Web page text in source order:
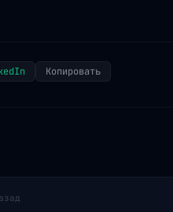
Копировать